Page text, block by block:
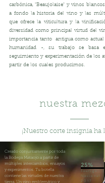
carbónica, "Beaujolaise" y vinos
a fondo la historia del vino y las
que ofrece la viticultura y la
diversidad como principal virtud del
importancia tanto antigua como actual
humanidad -, su trabajo se basa
seguimiento y experimentación de los
partir de los cuales producimos.
nuestra
¡Nuestro corte insignia ha
25%
Touriga
Nacional
2017
Creado conjuntamente por toda
la Bodega Mataojo a partir de
múltiples intercambios, ensayos
y experimentos. Tu botella
contiene las virtudes de nuestra
tierra. Un vino emblemático y